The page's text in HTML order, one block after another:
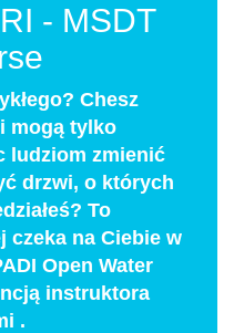
- MSDT
Chesz
mogą tylko
ludziom zmienić
drzwi, o których
To
czeka na Ciebie w
Open Water
instruktora
.